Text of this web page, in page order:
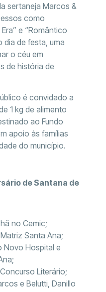
sertaneja Marcos &
como
e “Romântico
dia de festa, uma
o céu em
de história de
é convidado a
1 kg de alimento
ao Fundo
apoio às famílias
do município.
de Santana de
no Cemic;
Santa Ana;
Novo Hospital e
Literário;
e Belutti, Danillo